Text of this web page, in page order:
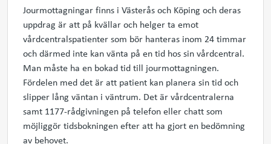
Jourmottagningar finns i Västerås och Köping och deras
uppdrag är att på kvällar och helger ta emot
vårdcentralspatienter som bör hanteras inom 24 timmar
och därmed inte kan vänta på en tid hos sin vårdcentral.
Man måste ha en bokad tid till jourmottagningen.
Fördelen med det är att patient kan planera sin tid och
slipper lång väntan i väntrum. Det är vårdcentralerna
samt 1177-rådgivningen på telefon eller chatt som
möjliggör tidsbokningen efter att ha gjort en bedömning
av behovet.